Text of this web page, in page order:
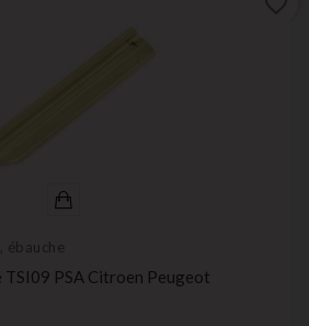
TSI09 PSA Citroen Peugeot